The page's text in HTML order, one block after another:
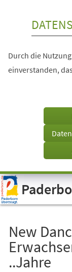
Visuelle
Assistenzsoftware
öffnen.
Durch die
einverstanden,
New
..Jahre